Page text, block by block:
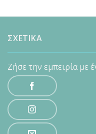
ΣΧΕΤΙΚΑ
Ζήσε την εμπειρία με